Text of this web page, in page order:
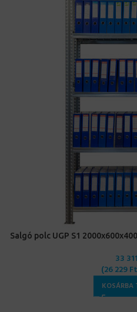
Salgó polc UGP S1
33 311
(26 229Ft
KOSÁRBA